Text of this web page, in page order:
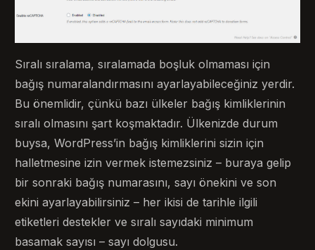
Sıralı sıralama, sıralamada boşluk olmaması için
bağış numaralandırmasını ayarlayabileceğiniz yerdir.
Bu önemlidir, çünkü bazı ülkeler bağış kimliklerinin
sıralı olmasını şart koşmaktadır. Ülkenizde durum
buysa, WordPress’in bağış kimliklerini sizin için
halletmesine izin vermek istemezsiniz – buraya gelip
bir sonraki bağış numarasını, sayı önekini ve son
ekini ayarlayabilirsiniz – her ikisi de tarihle ilgili
etiketleri destekler ve sıralı sayıdaki minimum
basamak sayısı – sayı dolgusu.